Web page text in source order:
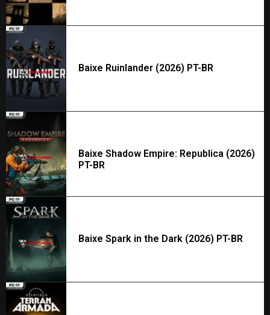
Baixe Ruinlander (2026) PT-BR
Baixe Shadow Empire: Republica (2026)
PT-BR
Baixe Spark in the Dark (2026) PT-BR